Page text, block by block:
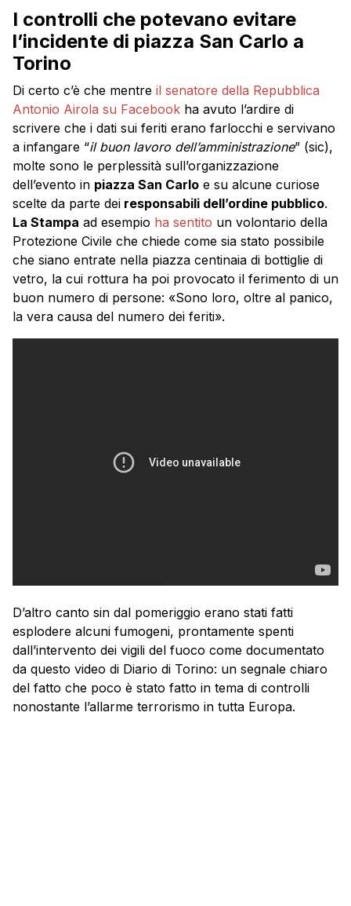
I controlli che potevano evitare
l’incidente di piazza San Carlo a
Torino
Di certo c’è che mentre il senatore della Repubblica
Antonio Airola su Facebook ha avuto l’ardire di
scrivere che i dati sui feriti erano farlocchi e servivano
a infangare “il buon lavoro dell’amministrazione” (sic),
molte sono le perplessità sull’organizzazione
dell’evento in piazza San Carlo e su alcune curiose
scelte da parte dei responsabili dell’ordine pubblico.
La Stampa ad esempio ha sentito un volontario della
Protezione Civile che chiede come sia stato possibile
che siano entrate nella piazza centinaia di bottiglie di
vetro, la cui rottura ha poi provocato il ferimento di un
buon numero di persone: «Sono loro, oltre al panico,
la vera causa del numero dei feriti».
D’altro canto sin dal pomeriggio erano stati fatti
esplodere alcuni fumogeni, prontamente spenti
dall’intervento dei vigili del fuoco come documentato
da questo video di Diario di Torino: un segnale chiaro
del fatto che poco è stato fatto in tema di controlli
nonostante l’allarme terrorismo in tutta Europa.